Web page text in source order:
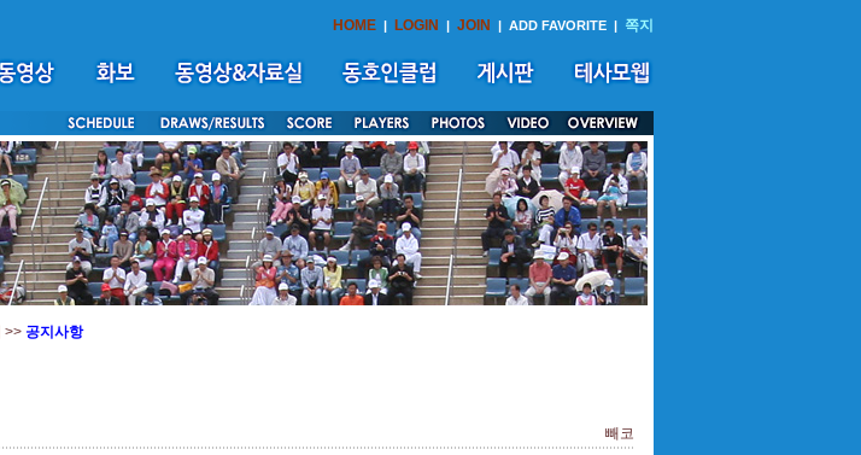
HOME | LOGIN | JOIN | ADD FAVORITE | 쪽지
>> 공지사항
빼코